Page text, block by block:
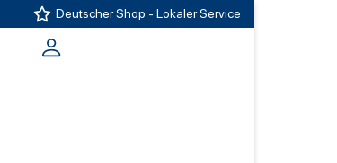
Deutscher Shop - Lokaler Service